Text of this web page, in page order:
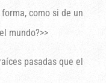
como si de un
mundo?>>
pasadas que el